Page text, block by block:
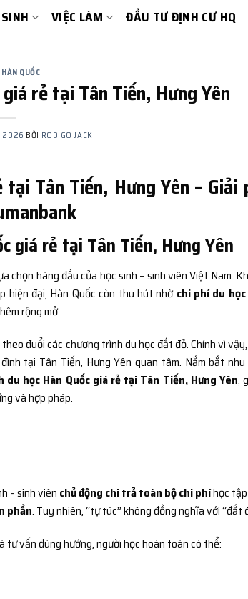
VIỆC LÀM ĐẦU TƯ ĐỊNH CƯ HQ
QUỐC
rẻ tại Tân Tiến, Hưng Yên
2026 BỞI RODIGO JACK
Tân Tiến, Hưng Yên – Giải
giá rẻ tại Tân Tiến, Hưng Yên
chọn hàng đầu của học sinh – sinh viên Việt Nam.
hiện đại, Hàn Quốc còn thu hút nhờ chi phí du
rộng mở.
đuổi các chương trình du học đắt đỏ. Chính vì vậy,
tại Tân Tiến, Hưng Yên quan tâm. Nắm bắt nhu
du học Hàn Quốc giá rẻ tại Tân Tiến, Hưng Yên,
và hợp pháp.
– sinh viên chủ động chi trả toàn bộ chi phíhọc
phần. Tuy nhiên, “tự túc” không đồng nghĩa với “đắt
tư vấn đúng hướng, người học hoàn toàn có thể: